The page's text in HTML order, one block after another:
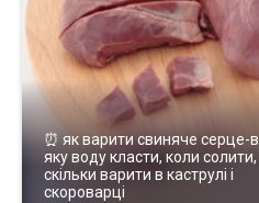
⏰ як варити свиняче серце-в
яку воду класти, коли солити,
скільки варити в каструлі і
скороварці